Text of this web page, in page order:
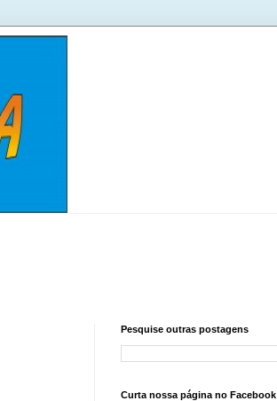
Pesquise outras postagens
Curta nossa página no Facebook